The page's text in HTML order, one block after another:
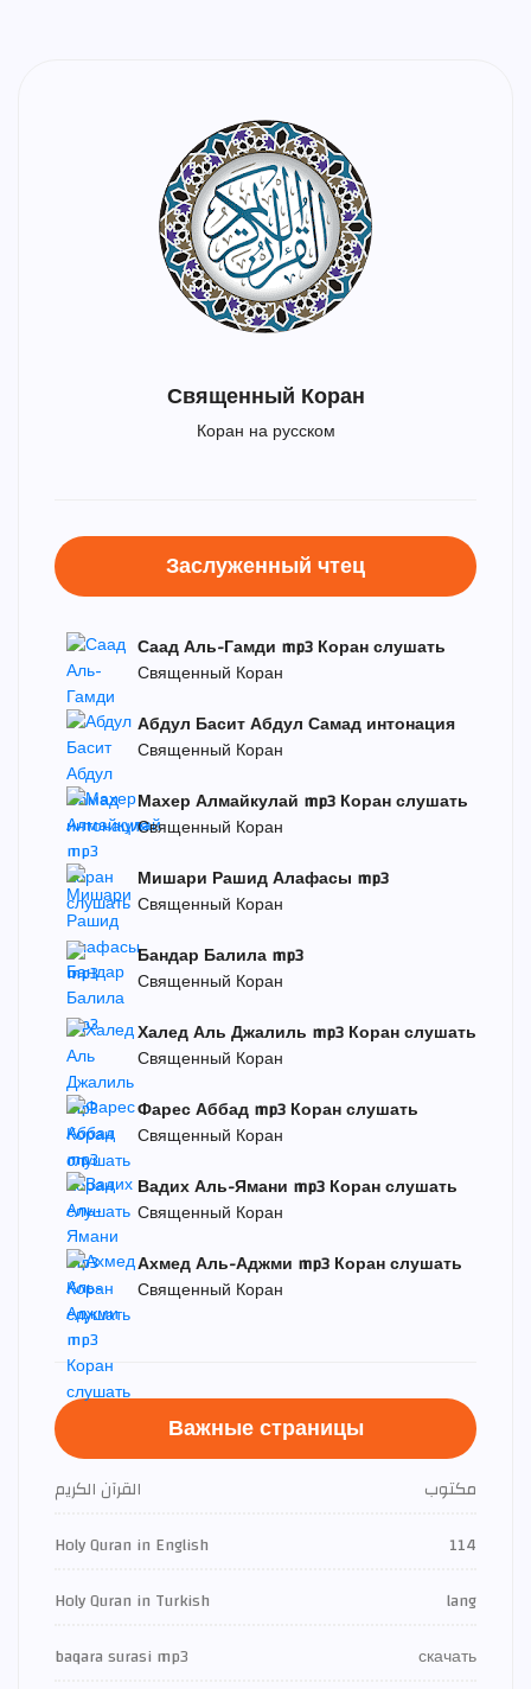
Священный Коран
Коран на русском
Заслуженный чтец
Саад Аль-Гамди mp3 Коран слушать
Священный Коран
Абдул Басит Абдул Самад интонация
Священный Коран
Махер Алмайкулай mp3 Коран слушать
Священный Коран
Мишари Рашид Алафасы mp3
Священный Коран
Бандар Балила mp3
Священный Коран
Халед Аль Джалиль mp3 Коран слушать
Священный Коран
Фарес Аббад mp3 Коран слушать
Священный Коран
Вадих Аль-Ямани mp3 Коран слушать
Священный Коран
Ахмед Аль-Аджми mp3 Коран слушать
Священный Коран
Важные страницы
القرآن الكريم
مكتوب
Holy Quran in English
114
Holy Quran in Turkish
lang
baqara surasi mp3
скачать